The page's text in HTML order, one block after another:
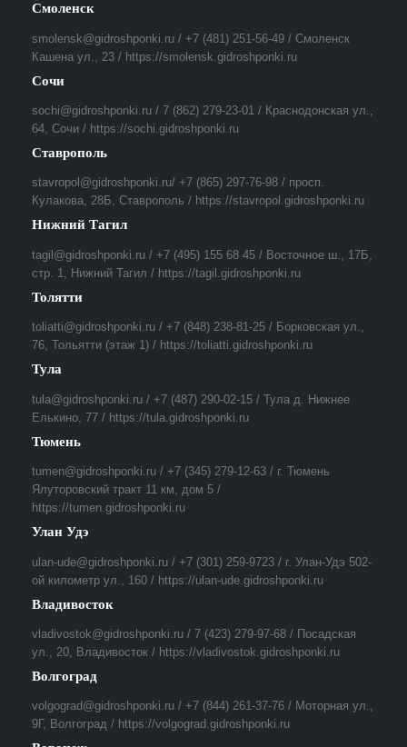
Смоленск
smolensk@gidroshponki.ru / +7 (481) 251-56-49 / Смоленск
Кашена ул., 23 / https://smolensk.gidroshponki.ru
Сочи
sochi@gidroshponki.ru / 7 (862) 279-23-01 / Краснодонская ул.,
64, Сочи / https://sochi.gidroshponki.ru
Ставрополь
stavropol@gidroshponki.ru/ +7 (865) 297-76-98 / просп.
Кулакова, 28Б, Ставрополь / https://stavropol.gidroshponki.ru
Нижний Тагил
tagil@gidroshponki.ru / +7 (495) 155 68 45 / Восточное ш., 17Б,
стр. 1, Нижний Тагил / https://tagil.gidroshponki.ru
Толятти
toliatti@gidroshponki.ru / +7 (848) 238-81-25 / Борковская ул.,
76, Тольятти (этаж 1) / https://toliatti.gidroshponki.ru
Тула
tula@gidroshponki.ru / +7 (487) 290-02-15 / Тула д. Нижнее
Елькино, 77 / https://tula.gidroshponki.ru
Тюмень
tumen@gidroshponki.ru / +7 (345) 279-12-63 / г. Тюмень
Ялуторовский тракт 11 км, дом 5 /
https://tumen.gidroshponki.ru
Улан Удэ
ulan-ude@gidroshponki.ru / +7 (301) 259-9723 / г. Улан-Удэ 502-
ой километр ул., 160 / https://ulan-ude.gidroshponki.ru
Владивосток
vladivostok@gidroshponki.ru / 7 (423) 279-97-68 / Посадская
ул., 20, Владивосток / https://vladivostok.gidroshponki.ru
Волгоград
volgograd@gidroshponki.ru / +7 (844) 261-37-76 / Моторная ул.,
9Г, Волгоград / https://volgograd.gidroshponki.ru